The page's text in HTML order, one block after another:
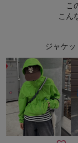
こ
こん
ジャケ